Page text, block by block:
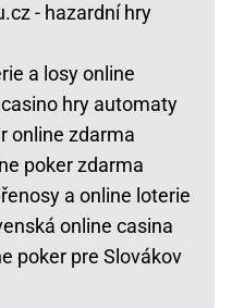
- hazardní hry
a losy online
hry automaty
online zdarma
poker zdarma
a online loterie
online casina
poker pre Slovákov